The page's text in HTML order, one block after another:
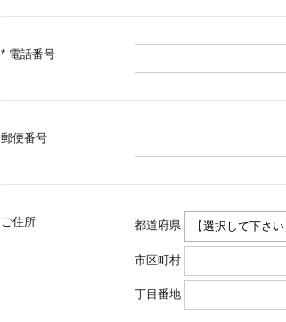
* 電話番号
郵便番号
ご住所 都道府県
市区町村
丁目番地